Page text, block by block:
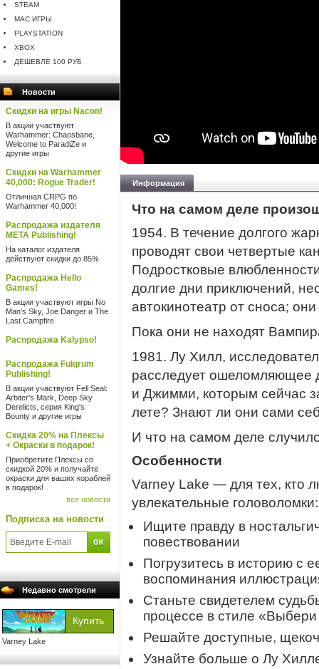
STEAM
MAC ИГРЫ
PLAYSTATION
XBOX
ДЕШЕВЛЕ 100 РУБ
Новости
Скидки на игры Nacon!
В акции участвуют
Warhammer: Chaosbane,
Welcome to ParadiZe и
другие игры
Скидки на Warhammer
40,000: Rogue Trader!
Отличная CRPG по
Warhammer 40,000!
Распродажа издателя
META Publishing!
На каталог издателя
действуют скидки до 85%
Распродажа Hello
Games!
В акции участвуют игры No
Man's Sky, Joe Danger и The
Last Campfire
Распродажа Kalypso!
Распродажа Fulqrum
Publishing!
В акции участвуют Fell Seal:
Arbiter's Mark, Deep Sky
Derelicts, серия King's
Bounty и другие игры
Скидка 20% на Плексы
+ Окраски в подарок!
Приобретите Плексы со
скидкой 20% и получайте
окраски для ваших кораблей
в подарок!
все новости
Подписка на новости
Недавно смотрели
Varney Lake
Информация
Что на самом деле
1954. В течение долгого
проводят свои четвертые
Подростковые
долгие дни приключений,
автокинотеатр от сноса;
Пока они не находят
1981. Лу Хилл,
расследует ошеломляющее
и Джимми, которым сейчас
лете? Знают ли они сами
И что на самом деле
Особенности
Varney Lake — для тех, кто
увлекательные головоломки:
Ищите правду в
повествовании
Погрузитесь в историю с
воспоминания
Станьте свидетелем
процессе в стиле
Решайте доступные,
Узнайте больше о Лу